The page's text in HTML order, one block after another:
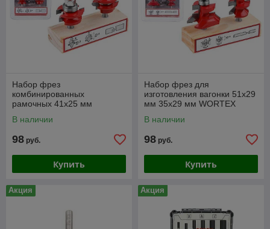
Набор фрез
комбинированных
рамочных 41х25 мм
В наличии
98 руб.
Купить
Набор фрез для
изготовления вагонки 51х29
мм 35х29 мм WORTEX
В наличии
98 руб.
Купить
Акция Акция